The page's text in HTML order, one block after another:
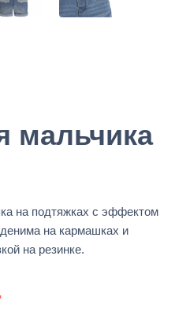
мальчика
на подтяжках с эффектом
на кармашках и
на резинке.